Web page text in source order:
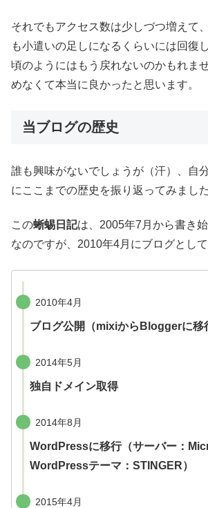
それでもアクセス数は少しづつ増えて
も小遣いの足しになるくらいには回復
頃のようにはもう戻れないのかもれま
めなくて本当に良かったと思います。
当ブログの歴史
誰も興味がないでしょうが（汗）、自
にここまでの歴史を振り返ってみました
この蜥蜴日記は、2005年7月から書き
なのですが、2010年4月にブログとして
2010年4月
ブログ公開（mixiからBloggerに移
2014年5月
独自ドメイン取得
2014年8月
WordPressに移行（サーバー：
WordPressテーマ：STINGER）
2015年4月